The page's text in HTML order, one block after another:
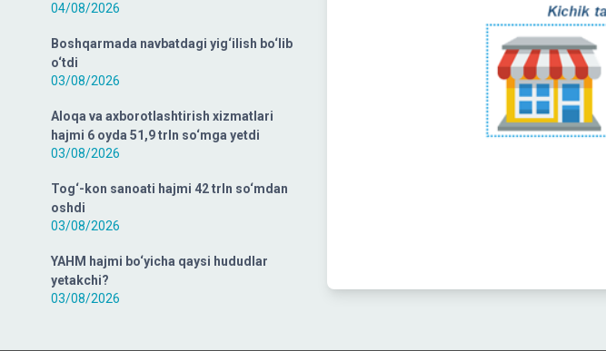
04/08/2026
Boshqarmada navbatdagi yig‘ilish bo‘lib
o‘tdi
03/08/2026
Aloqa va axborotlashtirish xizmatlari
hajmi 6 oyda 51,9 trln so‘mga yetdi
03/08/2026
Tog‘-kon sanoati hajmi 42 trln so‘mdan
oshdi
03/08/2026
YAHM hajmi bo‘yicha qaysi hududlar
yetakchi?
03/08/2026